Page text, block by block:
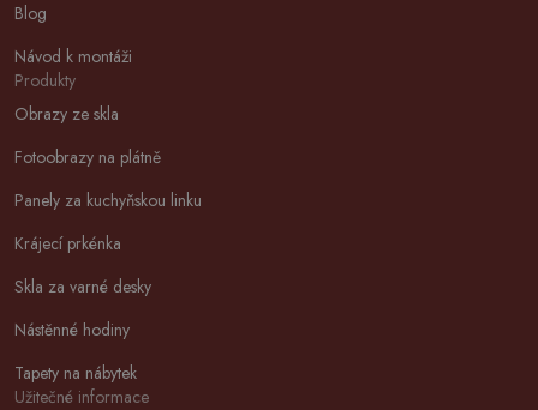
Blog
Návod k montáži
Produkty
Obrazy ze skla
Fotoobrazy na plátně
Panely za kuchyňskou linku
Krájecí prkénka
Skla za varné desky
Nástěnné hodiny
Tapety na nábytek
Užitečné informace